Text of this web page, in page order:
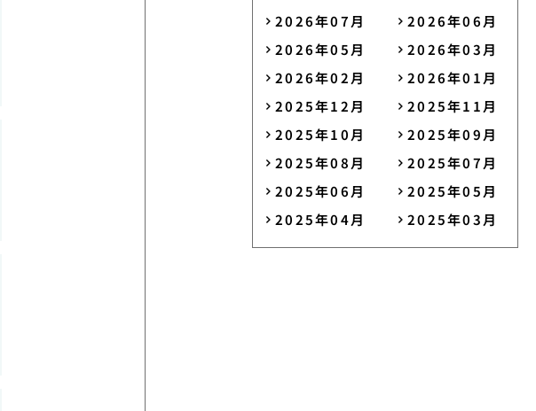
2026年07月
2026年06月
2026年05月
2026年03月
2026年02月
2026年01月
2025年12月
2025年11月
2025年10月
2025年09月
2025年08月
2025年07月
2025年06月
2025年05月
2025年04月
2025年03月